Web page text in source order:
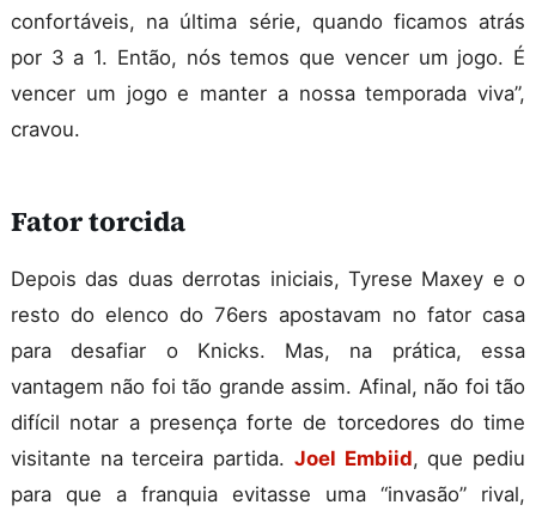
confortáveis, na última série, quando ficamos atrás
por 3 a 1. Então, nós temos que vencer um jogo. É
vencer um jogo e manter a nossa temporada viva”,
cravou.
Fator torcida
Depois das duas derrotas iniciais, Tyrese Maxey e o
resto do elenco do 76ers apostavam no fator casa
para desafiar o Knicks. Mas, na prática, essa
vantagem não foi tão grande assim. Afinal, não foi tão
difícil notar a presença forte de torcedores do time
visitante na terceira partida. Joel Embiid, que pediu
para que a franquia evitasse uma “invasão” rival,